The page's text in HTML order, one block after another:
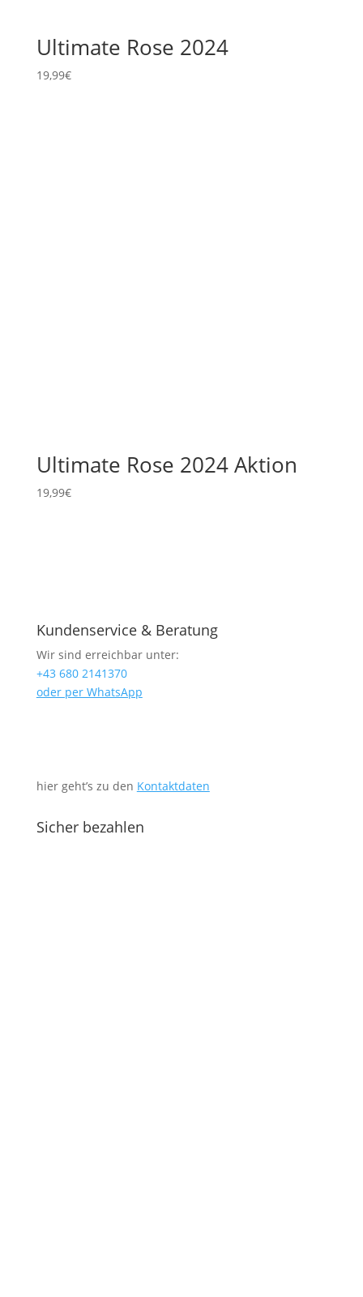
Ultimate Rose 2024
19,99€
Ultimate Rose 2024 Aktion
19,99€
Kundenservice & Beratung
Wir sind erreichbar unter:
+43 680 2141370
oder per WhatsApp
hier geht’s zu den Kontaktdaten
Sicher bezahlen